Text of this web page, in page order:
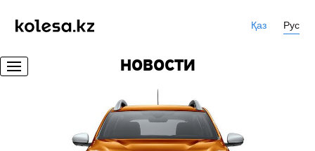
Қаз Рус
НОВОСТИ